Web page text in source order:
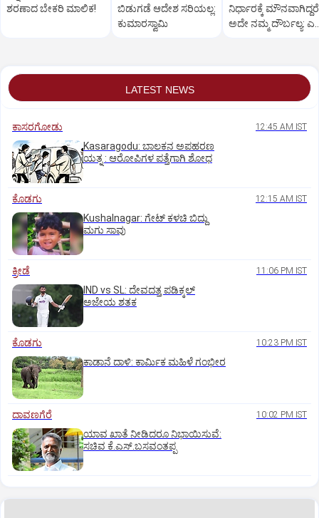
ಶರಣಾದ ಬೇಕರಿ ಮಾಲಿಕ!
ಬಿಡುಗಡೆ ಆದೇಶ ಸರಿಯಲ್ಲ:
ಕುಮಾರಸ್ವಾಮಿ
ನಿರ್ಧಾರಕ್ಕೆ ಮೌನವಾಗಿದ್ದರೆ
ಅದೇ ನಮ್ಮ ದೌರ್ಬಲ್ಯ:
LATEST NEWS
ಕಾಸರಗೋಡು 12:45 AM IST
Kasaragodu: ಬಾಲಕನ ಅಪಹರಣ
ಯತ್ನ : ಆರೋಪಿಗಳ ಪತ್ತೆಗಾಗಿ ಶೋಧ
ಕೊಡಗು 12:15 AM IST
Kushalnagar: ಗೇಟ್ ಕಳಚಿ ಬಿದ್ದು
ಮಗು ಸಾವು
ಕ್ರೀಡೆ 11:06 PM IST
IND vs SL: ದೇವದತ್ತ ಪಡಿಕ್ಕಲ್‌
ಅಜೇಯ ಶತಕ
ಕೊಡಗು 10:23 PM IST
ಕಾಡಾನೆ ದಾಳಿ: ಕಾರ್ಮಿಕ ಮಹಿಳೆ ಗಂಭೀರ
ದಾವಣಗೆರೆ 10:02 PM IST
ಯಾವ ಖಾತೆ ನೀಡಿದರೂ ನಿಭಾಯಿಸುವೆ:
ಸಚಿವ ಕೆ.ಎಸ್.ಬಸವಂತಪ್ಪ